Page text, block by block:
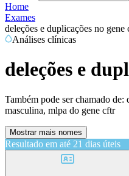
Home
Exames
deleções e duplicações no gene
Análises clínicas
deleções e
Também pode ser chamado de:
masculina, mlpa do gene cftr
Mostrar mais nomes
Resultado em até 21 dias úteis